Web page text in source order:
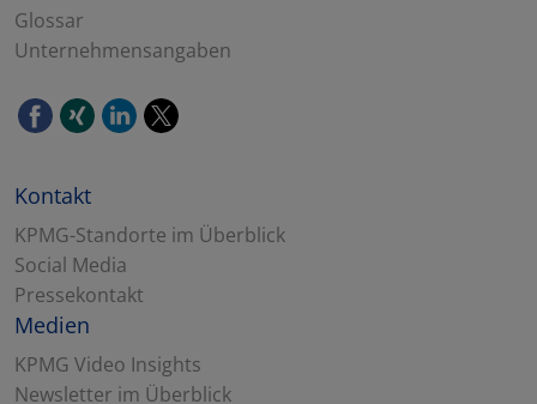
Glossar
Unternehmensangaben
Kontakt
KPMG-Standorte im Überblick
Social Media
Pressekontakt
Medien
KPMG Video Insights
Newsletter im Überblick